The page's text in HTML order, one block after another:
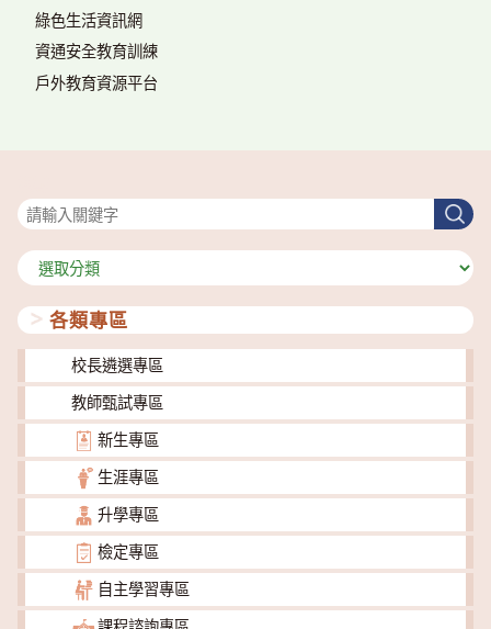
綠色生活資訊網
資通安全教育訓練
戶外教育資源平台
搜
尋
分
類
各類專區
校長遴選專區
教師甄試專區
新生專區
生涯專區
升學專區
檢定專區
自主學習專區